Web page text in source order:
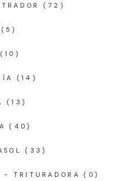
(72)
(5)
(10)
(14)
(13)
(40)
(33)
- TRITURADORA (0)